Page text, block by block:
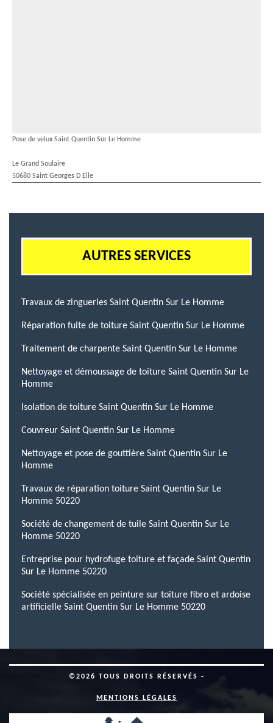
Pose de velux Saint Quentin Sur Le Homme
Le Grand Soulaire
50680 Saint Georges D Elle
AUTRES SERVICES
Travaux de zingueries Saint Quentin Sur Le Homme
Réparation fuite de toiture Saint Quentin Sur Le Homme
Traitement de charpente Saint Quentin Sur Le Homme
Nettoyage et démoussage de toiture Saint Quentin Sur Le
Homme
Isolation de toiture Saint Quentin Sur Le Homme
Couvreur Saint Quentin Sur Le Homme
Nettoyage et pose de gouttière Saint Quentin Sur Le
Homme
Travaux de réparation toiture Saint Quentin Sur Le
Homme 50220
Société de changement de tuile Saint Quentin Sur Le
Homme 50220
Entreprise pour hydrofuge toiture et façade Saint Quentin
Sur Le Homme 50220
Société spécialisée en peinture sur toiture fibro et ardoise
artificielle Saint Quentin Sur Le Homme 50220
©2026 TOUS DROITS RÉSERVÉS -
MENTIONS LÉGALES